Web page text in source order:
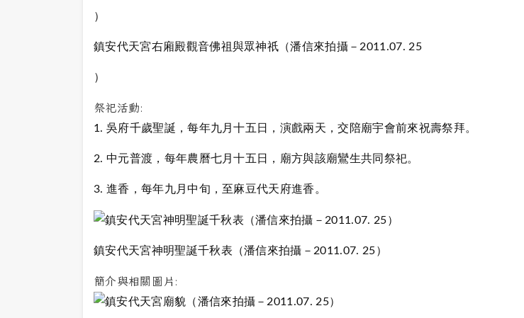
）
鎮安代天宮右廂殿觀音佛祖與眾神祇（潘信來拍攝－2011.07. 25
）
祭祀活動:
1. 吳府千歲聖誕，每年九月十五日，演戲兩天，交陪廟宇會前來祝壽祭拜。
2. 中元普渡，每年農曆七月十五日，廟方與該廟鸞生共同祭祀。
3. 進香，每年九月中旬，至麻豆代天府進香。
鎮安代天宮神明聖誕千秋表（潘信來拍攝－2011.07. 25）
簡介與相關圖片: